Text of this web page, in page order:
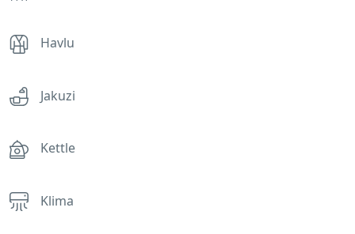
Havlu
Jakuzi
Kettle
Klima